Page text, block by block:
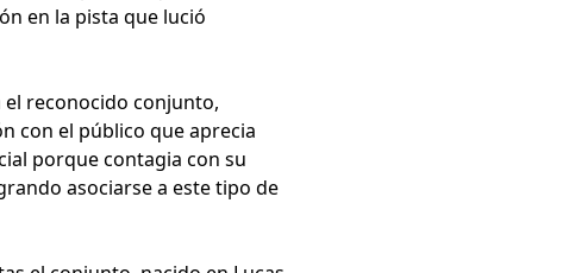
en la pista que lució
el reconocido conjunto,
con el público que aprecia
porque contagia con su
asociarse a este tipo de